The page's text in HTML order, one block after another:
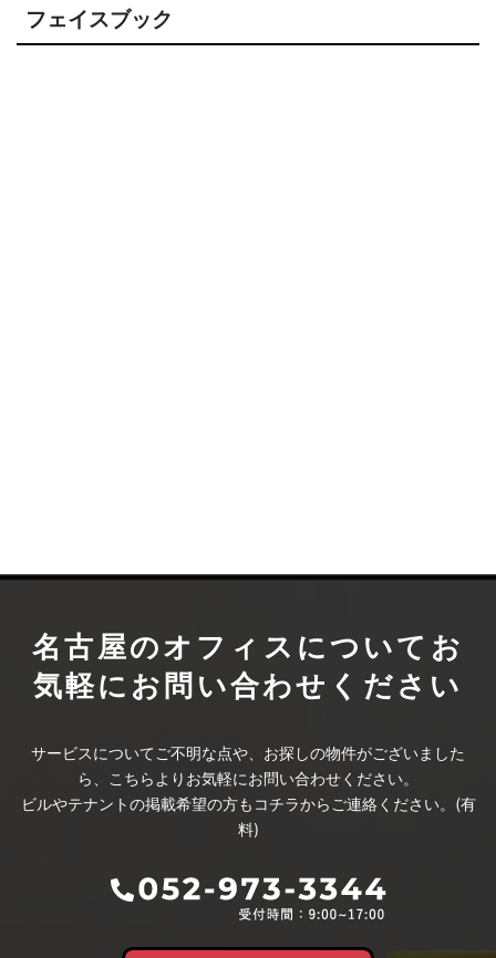
フェイスブック
名古屋のオフィスについて お
気軽にお問い合わせください
サービスについてご不明な点や、お探しの物件がございました
ら、こちらよりお気軽にお問い合わせください。
ビルやテナントの掲載希望の方もコチラからご連絡ください。(有
料)